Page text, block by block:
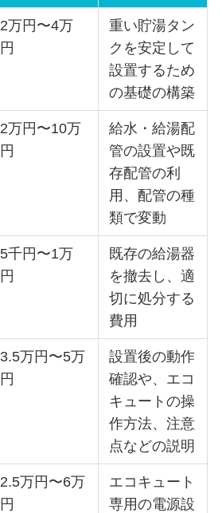
2万円〜4万
円
重い貯湯タン
クを安定して
設置するため
の基礎の構築
2万円〜10万
円
給水・給湯配
管の設置や既
存配管の利
用、配管の種
類で変動
5千円〜1万
円
既存の給湯器
を撤去し、適
切に処分する
費用
3.5万円〜5万
円
設置後の動作
確認や、エコ
キュートの操
作方法、注意
点などの説明
2.5万円〜6万
円
エコキュート
専用の電源設